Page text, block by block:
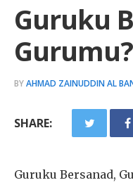
Guruku
BYAHMAD ZAINUDDIN AL
SHARE:
Guruku Bersanad,